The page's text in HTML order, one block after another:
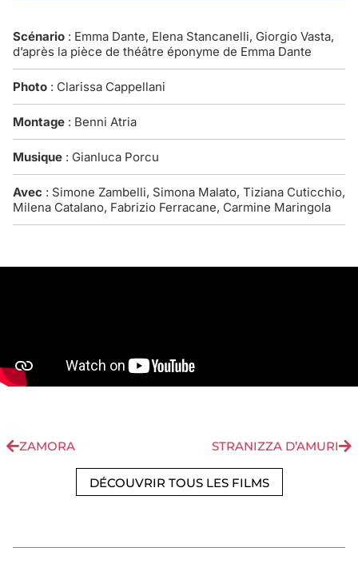
Scénario : Emma Dante, Elena Stancanelli, Giorgio Vasta,
d’après la pièce de théâtre éponyme de Emma Dante
Photo : Clarissa Cappellani
Montage : Benni Atria
Musique : Gianluca Porcu
Avec : Simone Zambelli, Simona Malato, Tiziana Cuticchio,
Milena Catalano, Fabrizio Ferracane, Carmine Maringola
ZAMORA STRANIZZA D’AMURI
DÉCOUVRIR TOUS LES FILMS